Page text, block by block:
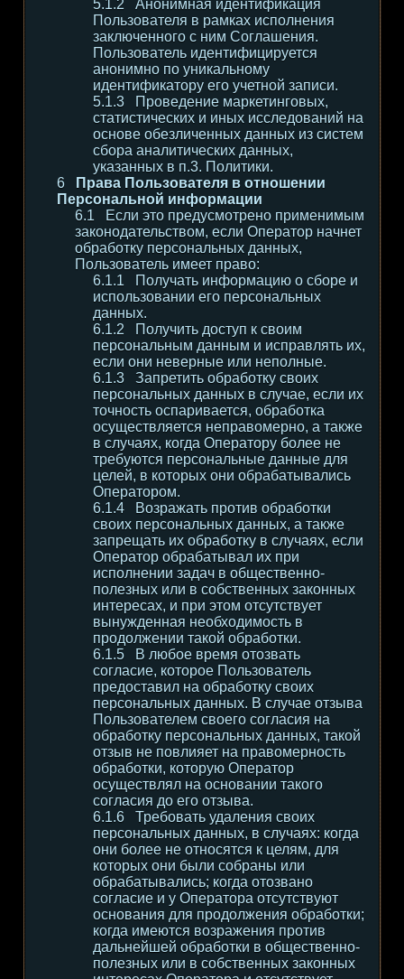
Анонимная идентификация
Пользователя в рамках исполнения
заключенного с ним Соглашения.
Пользователь идентифицируется
анонимно по уникальному
идентификатору его учетной записи.
Проведение маркетинговых,
статистических и иных исследований на
основе обезличенных данных из систем
сбора аналитических данных,
указанных в п.3. Политики.
Права Пользователя в отношении
Персональной информации
Если это предусмотрено применимым
законодательством, если Оператор начнет
обработку персональных данных,
Пользователь имеет право:
Получать информацию о сборе и
использовании его персональных
данных.
Получить доступ к своим
персональным данным и исправлять их,
если они неверные или неполные.
Запретить обработку своих
персональных данных в случае, если их
точность оспаривается, обработка
осуществляется неправомерно, а также
в случаях, когда Оператору более не
требуются персональные данные для
целей, в которых они обрабатывались
Оператором.
Возражать против обработки
своих персональных данных, а также
запрещать их обработку в случаях, если
Оператор обрабатывал их при
исполнении задач в общественно-
полезных или в собственных законных
интересах, и при этом отсутствует
вынужденная необходимость в
продолжении такой обработки.
В любое время отозвать
согласие, которое Пользователь
предоставил на обработку своих
персональных данных. В случае отзыва
Пользователем своего согласия на
обработку персональных данных, такой
отзыв не повлияет на правомерность
обработки, которую Оператор
осуществлял на основании такого
согласия до его отзыва.
Требовать удаления своих
персональных данных, в случаях: когда
они более не относятся к целям, для
которых они были собраны или
обрабатывались; когда отозвано
согласие и у Оператора отсутствуют
основания для продолжения обработки;
когда имеются возражения против
дальнейшей обработки в общественно-
полезных или в собственных законных